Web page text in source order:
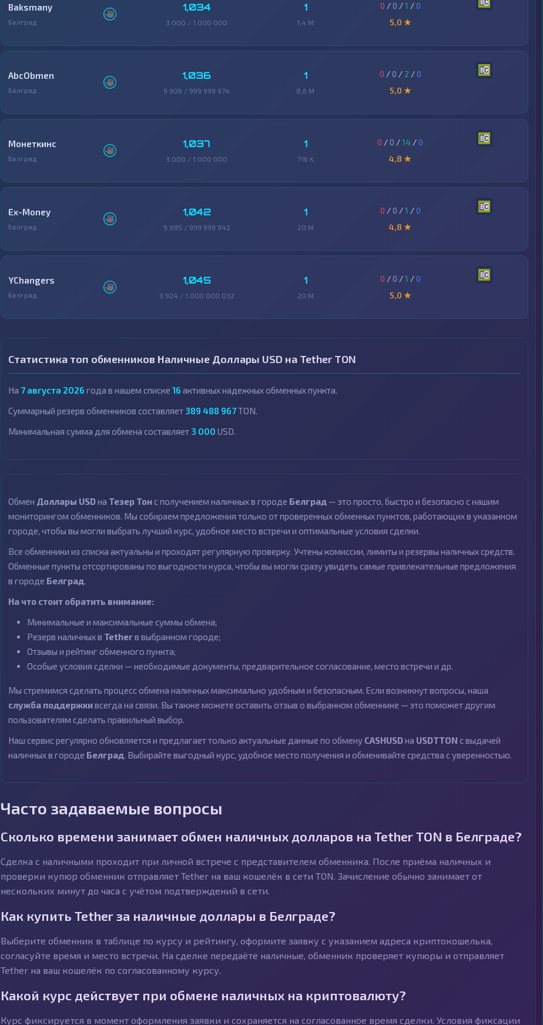
Baksmany
Белград
1,034
3 000 / 1 000 000
1
1,4 M
0 / 0 /1 /0
5,0 ★
AbcObmen
Белград
1,036
9 906 / 999 999 974
1
8,6 M
0 / 0 / 2 /0
5,0 ★
Монеткинс
Белград
1,037
3 000 / 1 000 000
1
716 K
0 / 0 /14 /0
4,8 ★
Ex-Money
Белград
1,042
9 985 / 999 999 942
1
20 M
0 / 0 /1 /0
4,8 ★
YChangers
Белград
1,045
9 924 / 1 000 000 032
1
20 M
0 / 0 /1 /0
5,0 ★
Статистика топ обменников Наличные Доллары USD на Tether TON
На 7 августа 2026 года в нашем списке 16 активных надежных обменных пункта.
Суммарный резерв обменников составляет 389 488 967TON.
Минимальная сумма для обмена составляет 3 000 USD.
Обмен Доллары USDна Тезер Тонс получением наличных в городе Белград — это просто, быстро и безопасно с нашим
мониторингом обменников. Мы собираем предложения только от проверенных обменных пунктов, работающих в указанном
городе, чтобы вы могли выбрать лучший курс, удобное место встречи и оптимальные условия сделки.
Все обменники из списка актуальны и проходят регулярную проверку. Учтены комиссии, лимиты и резервы наличных средств.
Обменные пункты отсортированы по выгодности курса, чтобы вы могли сразу увидеть самые привлекательные предложения
в городе Белград.
На что стоит обратить внимание:
Минимальные и максимальные суммы обмена;
Резерв наличных в Tetherв выбранном городе;
Отзывы и рейтинг обменного пункта;
Особые условия сделки — необходимые документы, предварительное согласование, место встречи и др.
Мы стремимся сделать процесс обмена наличных максимально удобным и безопасным. Если возникнут вопросы, наша
служба поддержкивсегда на связи. Вы также можете оставить отзыв о выбранном обменнике — это поможет другим
пользователям сделать правильный выбор.
Наш сервис регулярно обновляется и предлагает только актуальные данные по обмену CASHUSDна USDTTON с выдачей
наличных в городе Белград. Выбирайте выгодный курс, удобное место получения и обменивайте средства с уверенностью.
Часто задаваемые вопросы
Сколько времени занимает обмен наличных долларов на Tether TON в Белграде?
Сделка с наличными проходит при личной встрече с представителем обменника. После приёма наличных и
проверки купюр обменник отправляет Tether на ваш кошелёк в сети TON. Зачисление обычно занимает от
нескольких минут до часа с учётом подтверждений в сети.
Как купить Tether за наличные доллары в Белграде?
Выберите обменник в таблице по курсу и рейтингу, оформите заявку с указанием адреса криптокошелька,
согласуйте время и место встречи. На сделке передаёте наличные, обменник проверяет купюры и отправляет
Tether на ваш кошелёк по согласованному курсу.
Какой курс действует при обмене наличных на криптовалюту?
Курс фиксируется в момент оформления заявки и сохраняется на согласованное время сделки. Условия фиксации